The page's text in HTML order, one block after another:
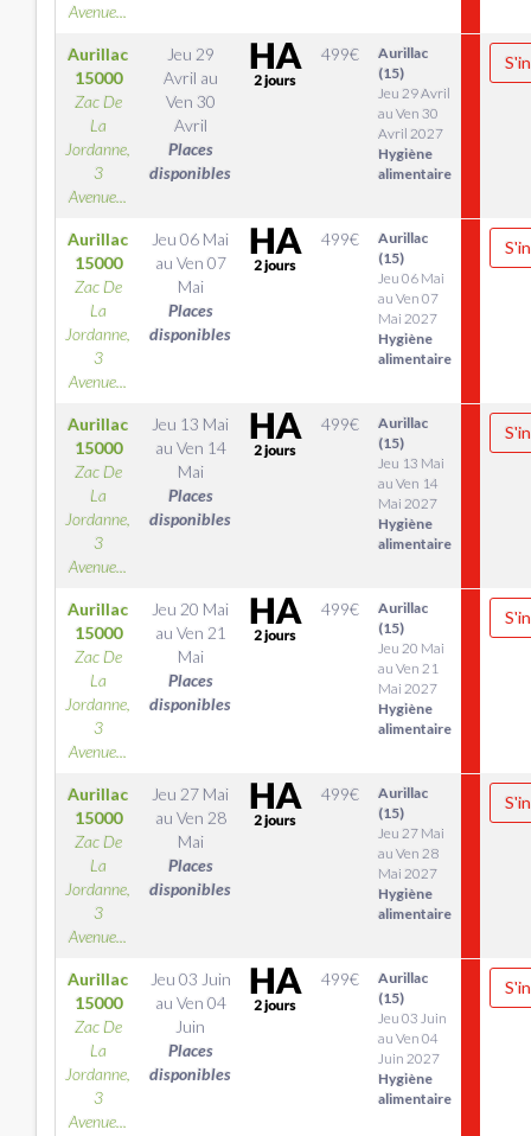
Avenue...
Aurillac
15000
Zac De
La
Jordanne,
3
Avenue...
Jeu 29
Avril au
Ven 30
Avril
Places
disponibles
499€
Aurillac
(15)
Jeu 29 Avril
au Ven 30
Avril 2027
Hygiène
alimentaire
Aurillac
15000
Zac De
La
Jordanne,
3
Avenue...
Jeu 06 Mai
au Ven 07
Mai
Places
disponibles
499€
Aurillac
(15)
Jeu 06 Mai
au Ven 07
Mai 2027
Hygiène
alimentaire
Aurillac
15000
Zac De
La
Jordanne,
3
Avenue...
Jeu 13 Mai
au Ven 14
Mai
Places
disponibles
499€
Aurillac
(15)
Jeu 13 Mai
au Ven 14
Mai 2027
Hygiène
alimentaire
Aurillac
15000
Zac De
La
Jordanne,
3
Avenue...
Jeu 20 Mai
au Ven 21
Mai
Places
disponibles
499€
Aurillac
(15)
Jeu 20 Mai
au Ven 21
Mai 2027
Hygiène
alimentaire
Aurillac
15000
Zac De
La
Jordanne,
3
Avenue...
Jeu 27 Mai
au Ven 28
Mai
Places
disponibles
499€
Aurillac
(15)
Jeu 27 Mai
au Ven 28
Mai 2027
Hygiène
alimentaire
Aurillac
15000
Zac De
La
Jordanne,
3
Avenue...
Jeu 03 Juin
au Ven 04
Juin
Places
disponibles
499€
Aurillac
(15)
Jeu 03 Juin
au Ven 04
Juin 2027
Hygiène
alimentaire